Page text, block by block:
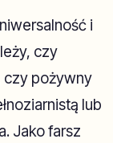
i
czy
czy pożywny
lub
Jako farsz